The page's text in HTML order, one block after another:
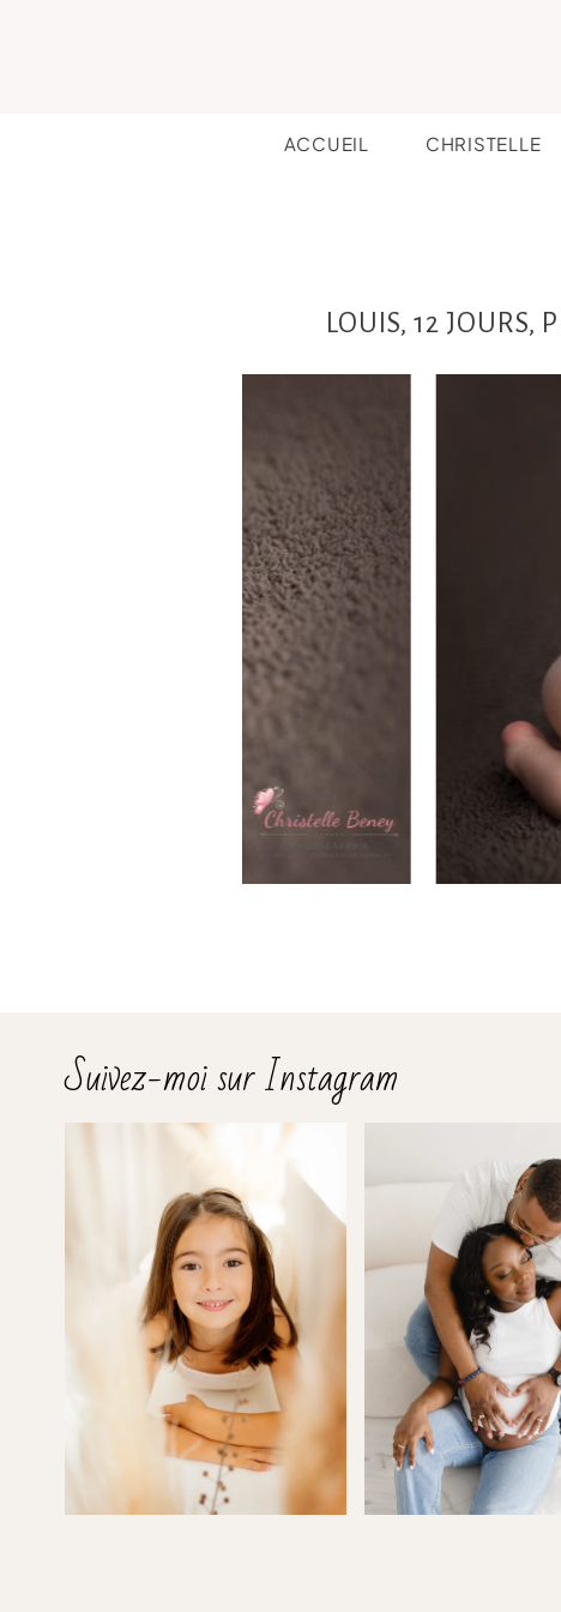
ACCUEIL CHRISTELLE
LOUIS, 12 JOURS,
Suivez-moi sur Instagram